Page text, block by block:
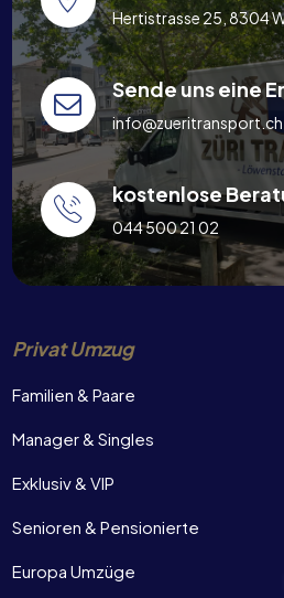
Hertistrasse 25, 8304
Sende uns eine
info@zueritransport.ch
kostenlose
044 500 21 02
Privat Umzug
Familien & Paare
Manager & Singles
Exklusiv & VIP
Senioren & Pensionierte
Europa Umzüge